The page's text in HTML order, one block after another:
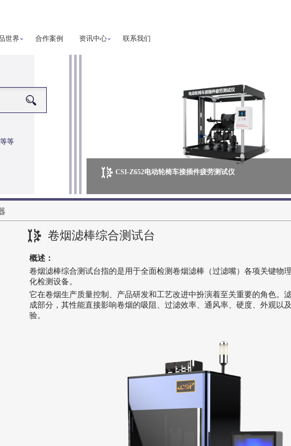
世界 合作案例 资讯中心 联系我们
等
CSI-Z652电动轮椅车接插件疲劳测试仪
卷烟滤棒综合测试台
概述：
卷烟滤棒综合测试台指的是用于全面检测卷烟滤棒（过滤嘴）各项关键物
化检测设备。
它在卷烟生产质量控制、产品研发和工艺改进中扮演着至关重要的角色。
成部分，其性能直接影响卷烟的吸阻、过滤效率、通风率、硬度、外观以
验。